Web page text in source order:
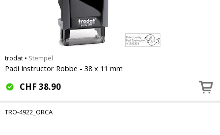
trodat • Stempel
Padi Instructor Robbe - 38 x 11 mm
CHF 38.90
TRO-4922_ORCA